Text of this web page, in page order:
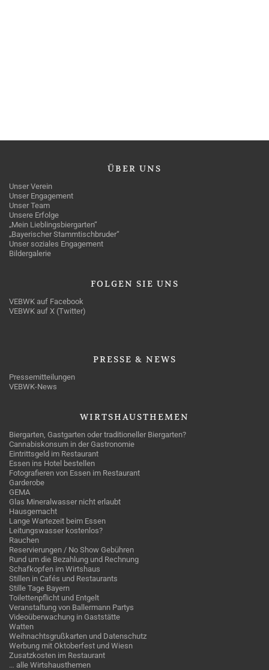
ÜBER UNS
Unser Verein
Unser Engagement
Unser Team
Unsere Erfolge
„Mein Lieblingsbiergarten“
„Bayerischer Stammtischbruder“
Unser soziales Engagement
Bildergalerie
FOLGEN SIE UNS
VEBWK auf Facebook
VEBWK auf X (Twitter)
PRESSE & NEWS
Pressemitteilungen
VEBWK-News
WIRTSHAUSTHEMEN
Biergarten, Gastgarten oder traditioneller Biergarten?
Cannabiskonsum in der Gastronomie
Eintrittsgeld im Restaurant
Essen ins Hotel bestellen
Fotografieren von Essen im Restaurant
Garderobe
GEMA
Glas Mineralwasser nicht erlaubt
Hausgemacht
Lange Wartezeit beim Essen
Leitungswasser kostenlos?
Rauchen
Reservierungen / No Show Gebühren
Rund um die Bezahlung und Rechnung
Schafkopfen im Wirtshaus
Stillen in Cafés und Restaurants
Stille Tage Bayern
Toilettenpflicht und Entgelt
Veranstaltung von Ballermann Partys
Videoüberwachung in Gaststätte
Watten
Weihnachtsgrußkarten und Datenschutz
Werbung mit Oktoberfest und Wiesn
Zusatzkosten im Restaurant
… alle Wirtshausthemen